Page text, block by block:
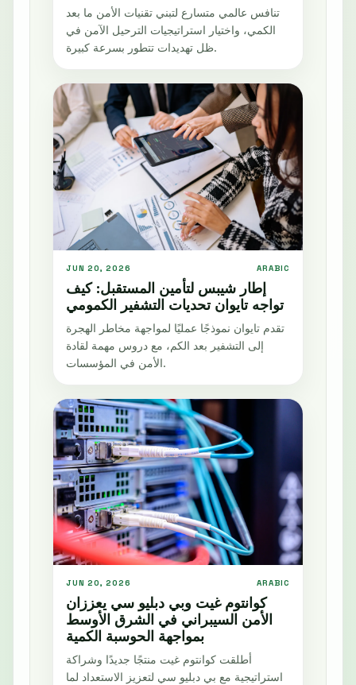
تنافس عالمي متسارع لتبني تقنيات الأمن ما بعد
الكمي، واختيار استراتيجيات الترحيل الآمن في
ظل تهديدات تتطور بسرعة كبيرة.
JUN 20, 2026 ARABIC
إطار شيبس لتأمين المستقبل: كيف
تواجه تايوان تحديات التشفير الكمومي
تقدم تايوان نموذجًا عمليًا لمواجهة مخاطر الهجرة
إلى التشفير بعد الكم، مع دروس مهمة لقادة
الأمن في المؤسسات.
JUN 20, 2026 ARABIC
كوانتوم غيت وبي دبليو سي يعززان
الأمن السيبراني في الشرق الأوسط
بمواجهة الحوسبة الكمية
أطلقت كوانتوم غيت منتجًا جديدًا وشراكة
استراتيجية مع بي دبليو سي لتعزيز الاستعداد لما